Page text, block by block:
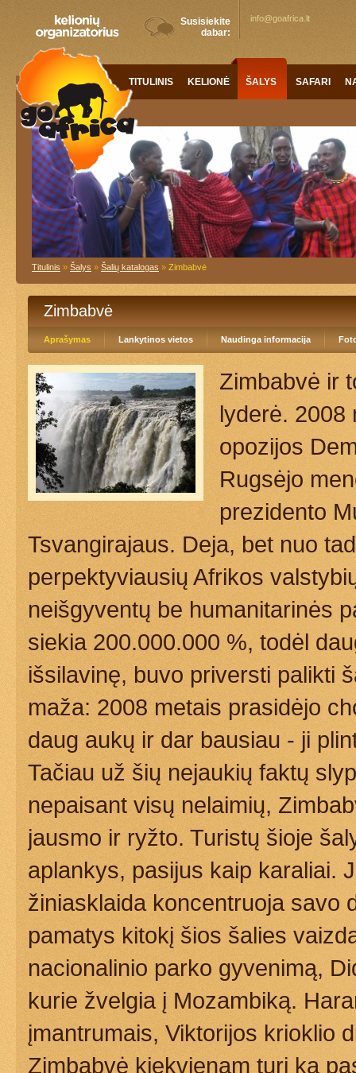
Susisiekite
dabar:
info@goafrica.lt
TITULINIS KELIONĖS ŠALYS SAFARI
Titulinis » Šalys » Šalių katalogas » Zimbabvė
Zimbabvė
Aprašymas Lankytinos vietos Naudinga informacija
Zimbabvė ir
lyderė. 2008
opozijos
Rugsėjo
prezidento
Tsvangirajaus. Deja, bet nuo
perpektyviausių Afrikos
neišgyventų be humanitarinės
siekia 200.000.000 %, todėl
išsilavinę, buvo priversti palikti
maža: 2008 metais prasidėjo
daug aukų ir dar bausiau - ji
Tačiau už šių nejaukių faktų
nepaisant visų nelaimių,
jausmo ir ryžto. Turistų šioje
aplankys, pasijus kaip karaliai.
žiniasklaida koncentruoja savo
pamatys kitokį šios šalies
nacionalinio parko gyvenimą,
kurie žvelgia į Mozambiką.
įmantrumais, Viktorijos krioklio
Zimbabvė kiekvienam turi ką